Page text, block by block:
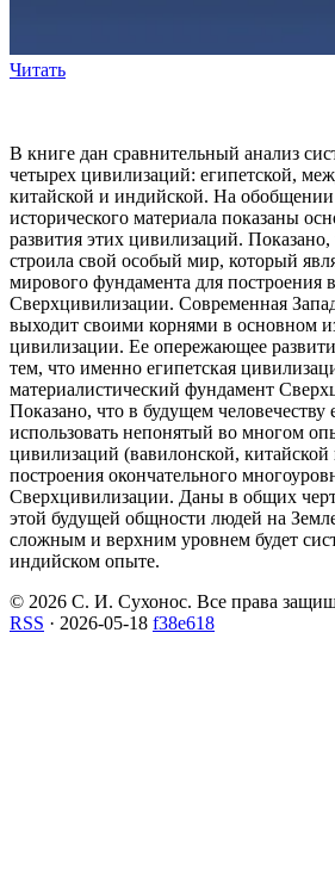
Читать
В книге дан сравнительный анализ
четырех цивилизаций: египетской,
китайской и индийской. На
исторического материала показаны
развития этих цивилизаций.
строила свой особый мир, который
мирового фундамента для построения
Сверхцивилизации. Современная
выходит своими корнями в основном
цивилизации. Ее опережающее
тем, что именно египетская
материалистический фундамент
Показано, что в будущем человечеству
использовать непонятый во многом
цивилизаций (вавилонской,
построения окончательного
Сверхцивилизации. Даны в общих
этой будущей общности людей на
сложным и верхним уровнем будет
индийском опыте.
© 2026 С. И. Сухонос. Все права
RSS · 2026-05-18 f38e618